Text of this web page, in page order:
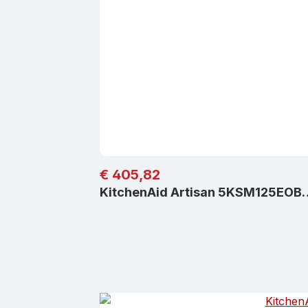
Regulärer Preis:
€ 405,82
KitchenAid Artisan